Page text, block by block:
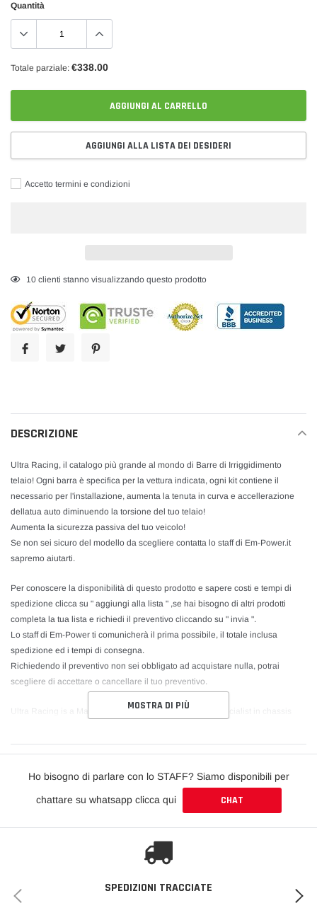
Quantità
Totale parziale: €338.00
AGGIUNGI AL CARRELLO
AGGIUNGI ALLA LISTA DEI DESIDERI
Accetto termini e condizioni
Inserimento
prodotto
nel
18 clienti stanno visualizzando questo prodotto
DESCRIZIONE
Ultra Racing, il catalogo più grande al mondo di Barre di Irriggidimento
telaio! Ogni barra è specifica per la vettura indicata, ogni kit contiene il
necessario per l'installazione, aumenta la tenuta in curva e accellerazione
dellatua auto diminuendo la torsione del tuo telaio!
Aumenta la sicurezza passiva del tuo veicolo!
Se non sei sicuro del modello da scegliere contatta lo staff di Em-Power.it
sapremo aiutarti.
Per conoscere la disponibilità di questo prodotto e sapere costi e tempi di
spedizione clicca su " aggiungi alla lista " ,se hai bisogno di altri prodotti
completa la tua lista e richiedi il preventivo cliccando su " invia ".
Lo staff di Em-Power ti comunicherà il prima possibile, il totale inclusa
spedizione ed i tempi di consegna.
Richiedendo il preventivo non sei obbligato ad acquistare nulla, potrai
scegliere di accettare o cancellare il tuo preventivo.
Ultra Racing is a Malaysian-based manufacturer and specialist in chassis
and manufactures high quality strut and chassis bars for all types of
Through intensive research, followed by street and race track testing, Ultra
Racing bars are proven to provide dynamic safety, ultimate road traction and
Ultra Racing chassis reinforcement bars. Thus, increasing handling and
response, improved steering precision under high loads such as cornering
MOSTRA DI PIÙ
Ho bisogno di parlare con lo STAFF? Siamo disponibili per
chattare su whatsapp clicca qui CHAT
SPEDIZIONI TRACCIATE